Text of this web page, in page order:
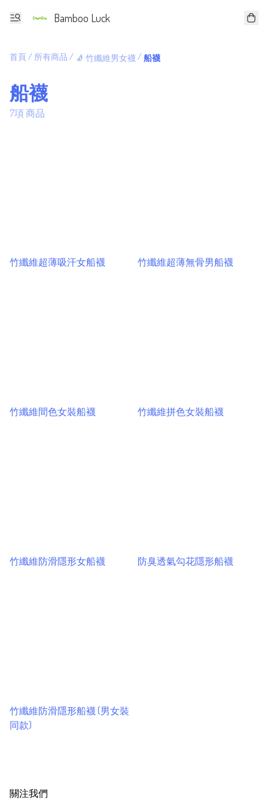
Bamboo Luck
首頁 / 所有商品 / 🧦 竹纖維男女襪 /船襪
船襪
7項 商品
竹纖維超薄吸汗女船襪 竹纖維超薄無骨男船襪
竹纖維間色女裝船襪 竹纖維拼色女裝船襪
竹纖維防滑隱形女船襪 防臭透氣勾花隱形船襪
竹纖維防滑隱形船襪 (男女裝
同款)
關注我們